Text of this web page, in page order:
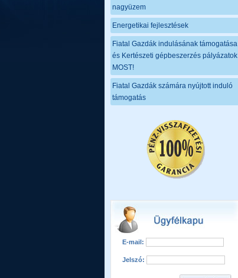
nagyüzem
Energetikai fejlesztések
Fiatal Gazdák indulásának támogatása
és Kertészeti gépbeszerzés pályázatok
MOST!
Fiatal Gazdák számára nyújtott induló
támogatás
E-mail:
Jelszó: